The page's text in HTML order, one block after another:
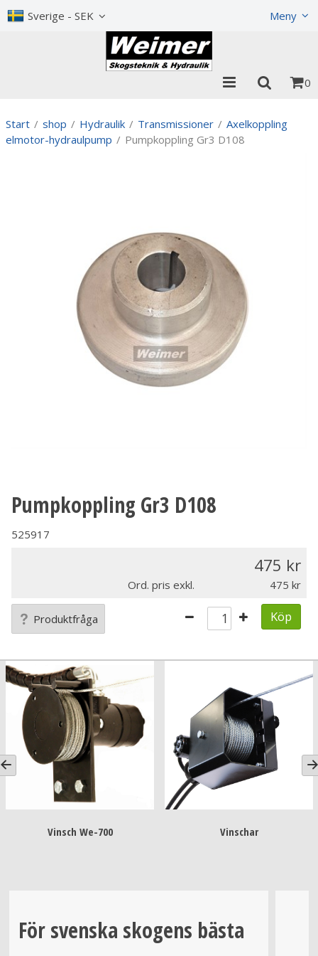
Sverige - SEK Meny
0
Start / shop / Hydraulik / Transmissioner / Axelkoppling
elmotor-hydraulpump / Pumpkoppling Gr3 D108
Pumpkoppling Gr3 D108
525917
475
Ord. pris exkl. 475
Produktfråga Köp
Vinsch We-700 Vinschar
För svenska skogens bästa